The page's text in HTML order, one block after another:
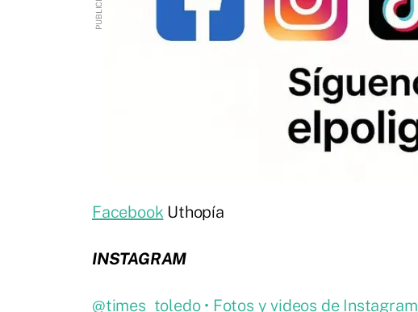
Facebook Uthopía
INSTAGRAM
@times_toledo • Fotos y videos de Instagram